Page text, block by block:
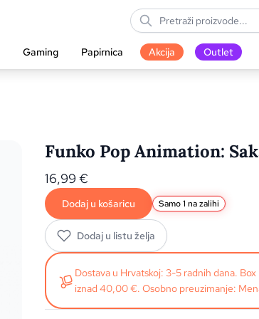
Gaming Papirnica Akcija Outlet
Funko Pop Animation:
16,99 €
Dodaj u košaricu Samo 1 na zalihi
Dodaj u listu želja
Dostava u Hrvatskoj: 3-5 radnih dana.
iznad 40,00 €. Osobno preuzimanje: